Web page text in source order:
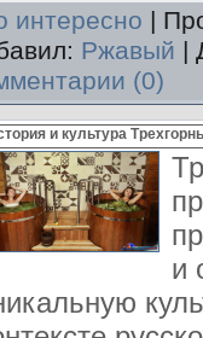
интересно |
Ржавый |
(0)
и культура
и